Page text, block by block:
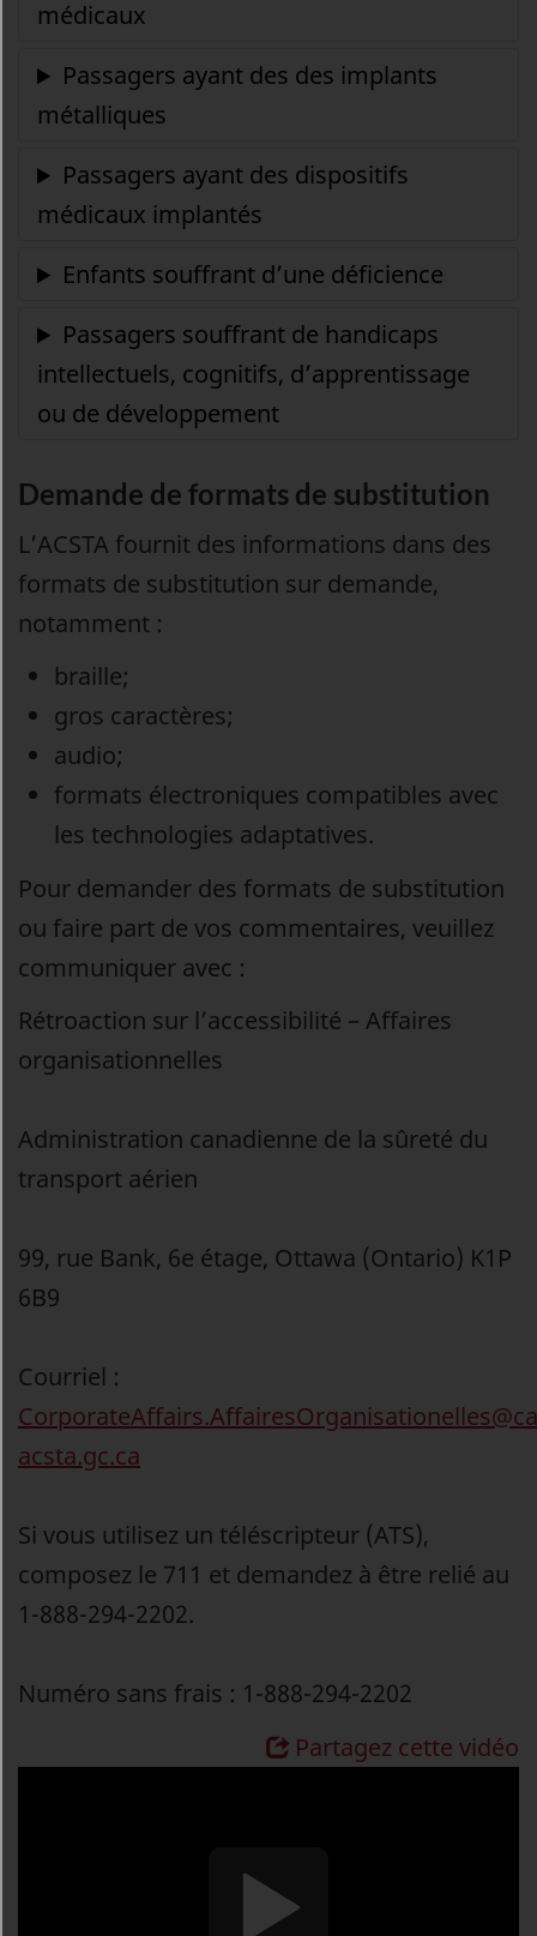
Demande de formats de substitution
L’ACSTA fournit des informations dans des
formats de substitution sur demande,
notamment :
braille;
gros caractères;
audio;
formats électroniques compatibles avec
les technologies adaptatives.
Pour demander des formats de substitution
ou faire part de vos commentaires, veuillez
communiquer avec :
Rétroaction sur l’accessibilité – Affaires
organisationnelles
Administration canadienne de la sûreté du
transport aérien
99, rue Bank, 6e étage, Ottawa (Ontario) K1P
6B9
Courriel :
acsta.gc.ca
Si vous utilisez un téléscripteur (ATS),
composez le 711 et demandez à être relié au
1-888-294-2202.
Numéro sans frais : 1-888-294-2202
Partagez cette vidéo